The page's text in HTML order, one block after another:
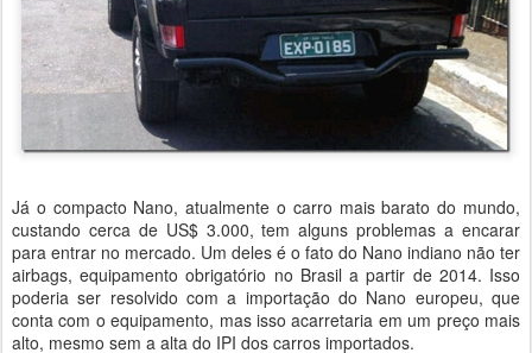
Já o compacto Nano, atualmente o carro mais barato do mundo,
custando cerca de US$ 3.000, tem alguns problemas a encarar
para entrar no mercado. Um deles é o fato do Nano indiano não ter
airbags, equipamento obrigatório no Brasil a partir de 2014. Isso
poderia ser resolvido com a importação do Nano europeu, que
conta com o equipamento, mas isso acarretaria em um preço mais
alto, mesmo sem a alta do IPI dos carros importados.